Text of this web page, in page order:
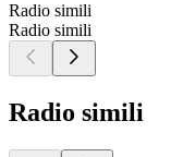
Radio simili
Radio simili
Radio simili